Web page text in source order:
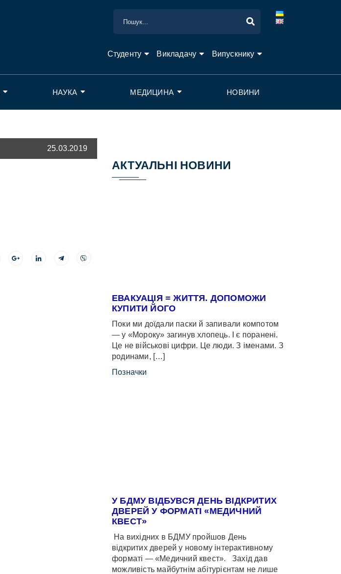
Студенту Викладачу Випускнику
НАУКА МЕДИЦИНА НОВИНИ
25.03.2019
АКТУАЛЬНІ НОВИНИ
ЕВАКУАЦІЯ = ЖИТТЯ. ДОПОМОЖИ
КУПИТИ ЙОГО
Поки ми доїдали паски й запивали компотом
— у «Мороку» загинув хлопець. І є поранені.
Це не військові цифри. Це люди. З іменами. З
родинами, […]
Позначки
У БДМУ ВІДБУВСЯ ДЕНЬ ВІДКРИТИХ
ДВЕРЕЙ У ФОРМАТІ «МЕДИЧНИЙ
КВЕСТ»
На вихідних в БДМУ пройшов День
відкритих дверей у новому інтерактивному
форматі — «Медичний квест». Захід дав
можливість майбутнім абітурієнтам не лише